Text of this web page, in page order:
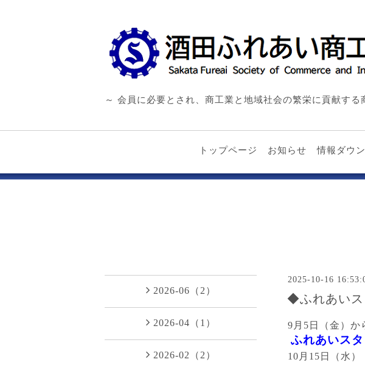
～ 会員に必要とされ、商工業と地域社会の繁栄に貢献する
トップページ お知らせ 情報ダウ
2025-10-16
◆ふれあい
9月5日（金）か
ふれあいス
10月15日（水）
2026-06（2）
2026-04（1）
2026-02（2）